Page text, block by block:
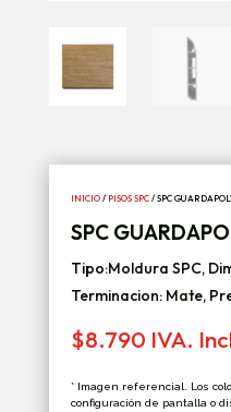
INICIO/ PISOS SPC/ SPC
SPC
Tipo:Moldura SPC,
Terminacion: Mate,
$8.790 IVA.
* Imagen referencial. Los
configuración de pantalla o